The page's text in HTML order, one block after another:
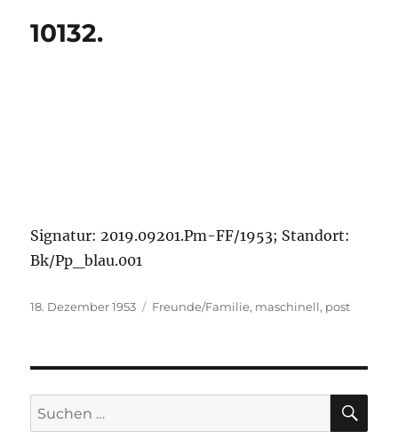
10132.
Signatur: 2019.09201.Pm-FF/1953; Standort:
Bk/Pp_blau.001
Veröffentlicht
18. Dezember 1953 Kategorien
Freunde/Familie, maschinell, post
Suchen
nach: